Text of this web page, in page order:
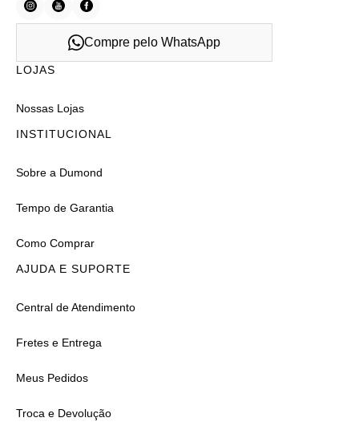
Compre pelo WhatsApp
LOJAS
Nossas Lojas
INSTITUCIONAL
Sobre a Dumond
Tempo de Garantia
Como Comprar
AJUDA E SUPORTE
Central de Atendimento
Fretes e Entrega
Meus Pedidos
Troca e Devolução